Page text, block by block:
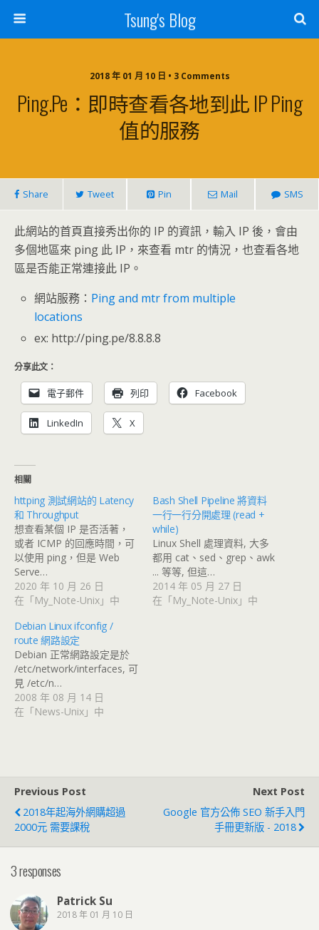
Tsung's Blog
2018 年 01 月 10 日 • 3 Comments
Ping.pe：即時查看各地到此 IP Ping
值的服務
Share Tweet Pin Mail SMS
此網站的首頁直接秀出你的 IP 的資訊，輸入 IP 後，會由
多個地區來 ping 此 IP，來查看 mtr 的情況，也查看各地
區是否能正常連接此 IP。
網站服務： Ping and mtr from multiple
locations
ex: http://ping.pe/8.8.8.8
分享此文：
電子郵件 列印 Facebook
LinkedIn X
相關
httping 測試網站的 Latency
和 Throughput
想查看某個 IP 是否活著，
或者 ICMP 的回應時間，可
以使用 ping，但是 Web
Serve…
2020 年 10 月 26 日
在「My_Note-Unix」中
Bash Shell Pipeline 將資料
一行一行分開處理 (read +
while)
Linux Shell 處理資料, 大多
都用 cat、sed、grep、awk
... 等等, 但這…
2014 年 05 月 27 日
在「My_Note-Unix」中
Debian Linux ifconfig /
route 網路設定
Debian 正常網路設定是於
/etc/network/interfaces, 可
見 /etc/n…
2008 年 08 月 14 日
在「News-Unix」中
Previous Post
2018年起海外網購超過
2000元 需要課稅
Next Post
Google 官方公佈 SEO 新手入門
手冊更新版 - 2018
3 responses
Patrick Su
2018 年 01 月 10 日